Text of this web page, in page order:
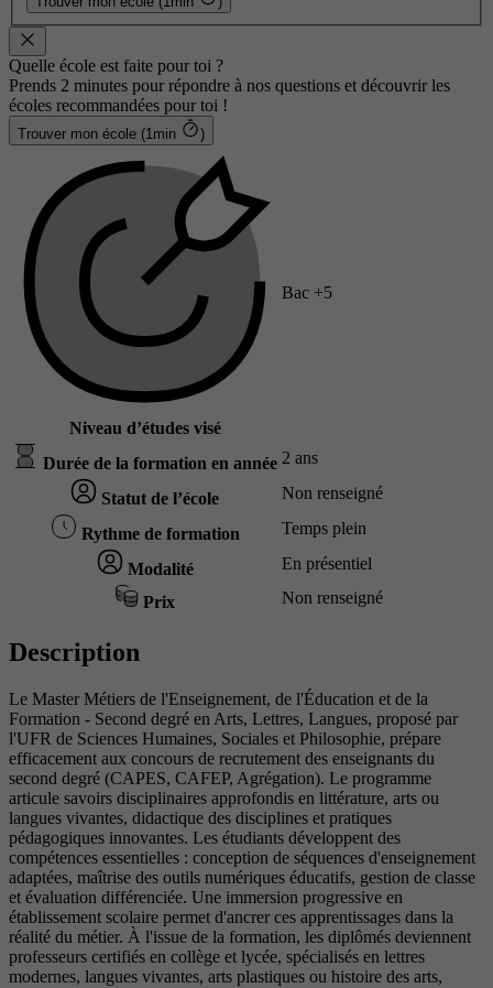
Quelle école est faite pour toi ?
Prends 2 minutes pour répondre à nos questions et découvrir les
écoles recommandées pour toi !
Trouver mon école (1min )
Niveau d’études visé
Bac +5
Durée de la formation en année 2 ans
Statut de l’école Non renseigné
Rythme de formation Temps plein
Modalité En présentiel
Prix Non renseigné
Description
Le Master Métiers de l'Enseignement, de l'Éducation et de la
Formation - Second degré en Arts, Lettres, Langues, proposé par
l'UFR de Sciences Humaines, Sociales et Philosophie, prépare
efficacement aux concours de recrutement des enseignants du
second degré (CAPES, CAFEP, Agrégation). Le programme
articule savoirs disciplinaires approfondis en littérature, arts ou
langues vivantes, didactique des disciplines et pratiques
pédagogiques innovantes. Les étudiants développent des
compétences essentielles : conception de séquences d'enseignement
adaptées, maîtrise des outils numériques éducatifs, gestion de classe
et évaluation différenciée. Une immersion progressive en
établissement scolaire permet d'ancrer ces apprentissages dans la
réalité du métier. À l'issue de la formation, les diplômés deviennent
professeurs certifiés en collège et lycée, spécialisés en lettres
modernes, langues vivantes, arts plastiques ou histoire des arts,